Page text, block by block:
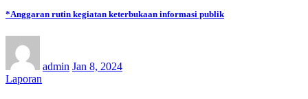
*Anggaran rutin kegiatan keterbukaan informasi publik
admin Jan 8, 2024
Laporan